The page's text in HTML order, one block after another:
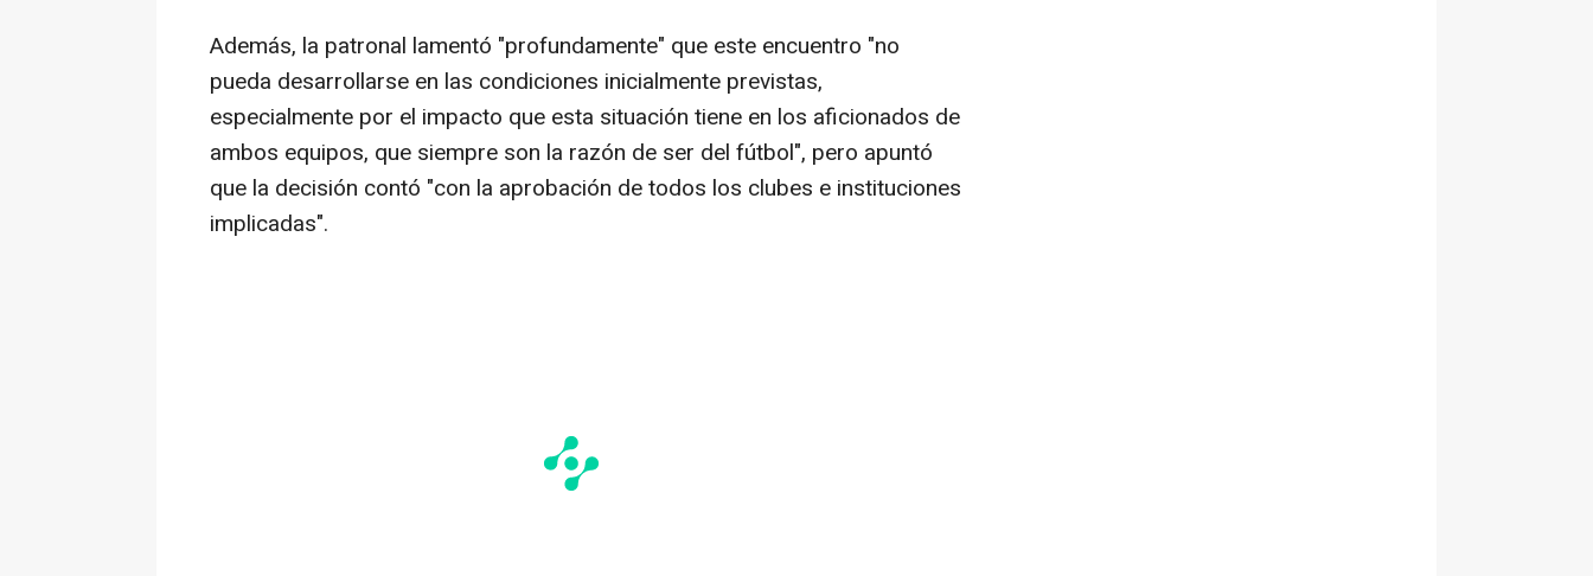
Además, la patronal lamentó "profundamente" que este encuentro "no
pueda desarrollarse en las condiciones inicialmente previstas,
especialmente por el impacto que esta situación tiene en los aficionados de
ambos equipos, que siempre son la razón de ser del fútbol", pero apuntó
que la decisión contó "con la aprobación de todos los clubes e instituciones
implicadas".